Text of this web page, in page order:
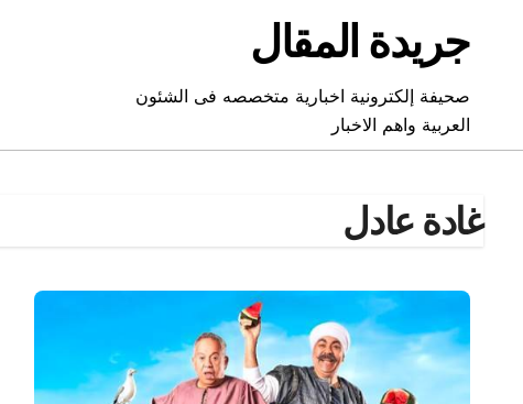
contentجريدة المقال
صحيفة إلكترونية اخبارية متخصصه فى الشئون
العربية واهم الاخبار
غادة عادل